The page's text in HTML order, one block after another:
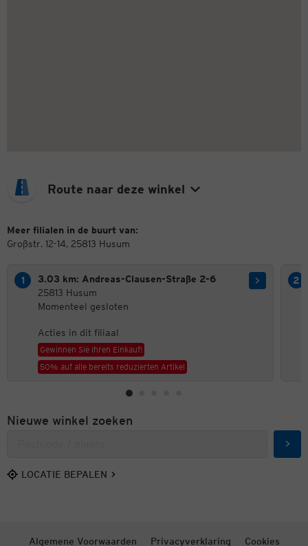
Route naar deze winkel
Meer filialen in de buurt van:
Großstr. 12-14, 25813 Husum
3.03 km: Andreas-Clausen-Straße 2-6
25813 Husum
Momenteel gesloten
Acties in dit filiaal
Gewinnen Sie Ihren Einkauf!
50% auf alle bereits reduzierten Artikel
Nieuwe winkel zoeken
LOCATIE BEPALEN
Algemene Voorwaarden Privacyverklaring Cookies